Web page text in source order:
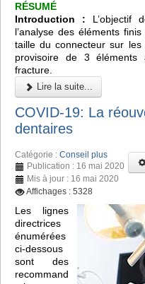
RÉSUMÉ
Introduction : L’objectif
l’analyse des éléments
taille du connecteur sur les
provisoire de 3 éléments
fracture.
Lire la suite...
COVID-19: La
dentaires
Catégorie : Conseil plus
Publication : 16 mai 2020
Mis à jour : 16 mai 2020
Affichages : 5328
Les lignes
directrices
énumérées
ci-dessous
sont des
recommand